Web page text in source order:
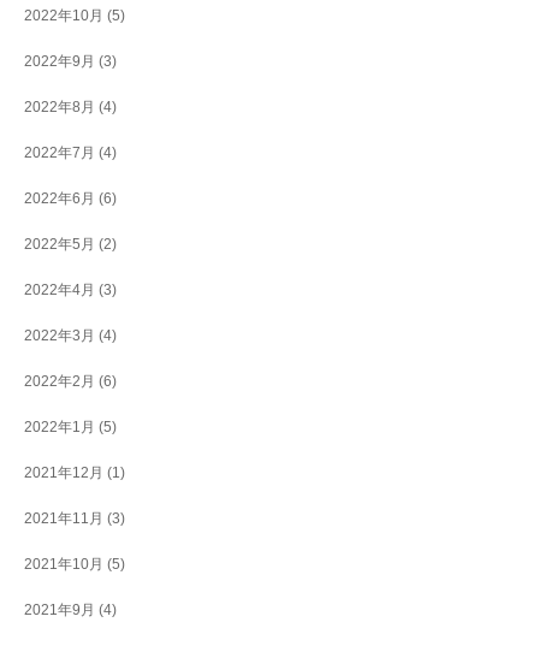
2022年10月 (5)
2022年9月 (3)
2022年8月 (4)
2022年7月 (4)
2022年6月 (6)
2022年5月 (2)
2022年4月 (3)
2022年3月 (4)
2022年2月 (6)
2022年1月 (5)
2021年12月 (1)
2021年11月 (3)
2021年10月 (5)
2021年9月 (4)